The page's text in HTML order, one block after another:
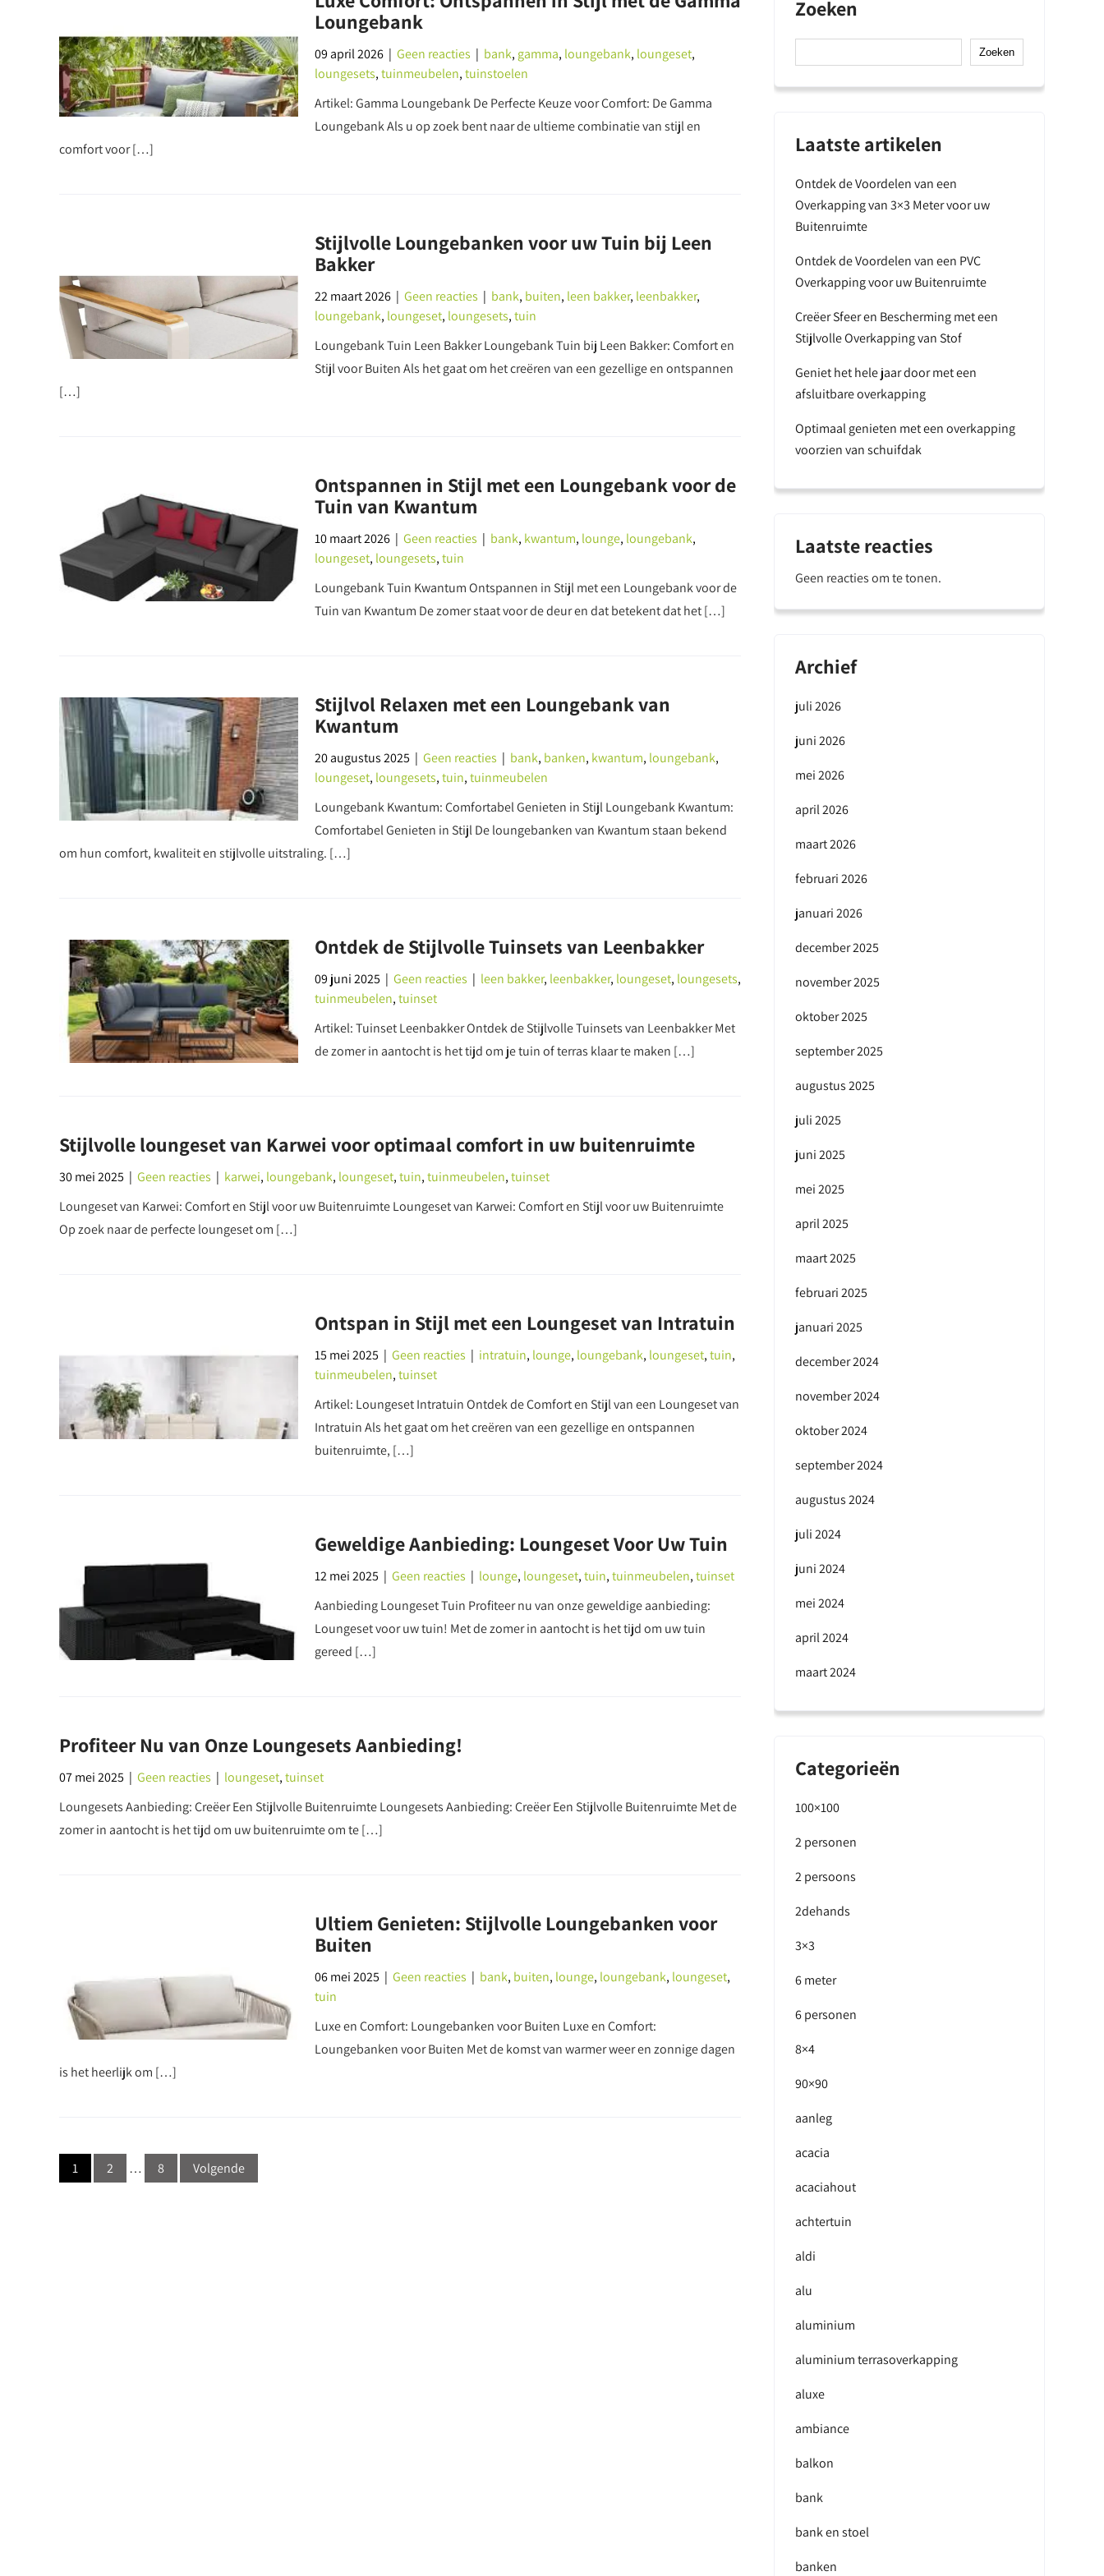
Loungebank
09 april 2026 | Geen reacties | bank, gamma, loungebank, loungeset,
loungesets,tuinmeubelen,tuinstoelen
Artikel: Gamma Loungebank De Perfecte Keuze voor Comfort: De Gamma
Loungebank Als u op zoek bent naar de ultieme combinatie van stijl en
comfort voor […]
Stijlvolle Loungebanken voor uw Tuin bij Leen
Bakker
22 maart 2026 | Geen reacties | bank, buiten, leen bakker, leenbakker,
loungebank, loungeset, loungesets,tuin
Loungebank Tuin Leen Bakker Loungebank Tuin bij Leen Bakker: Comfort en
Stijl voor Buiten Als het gaat om het creëren van een gezellige en ontspannen
[…]
Ontspannen in Stijl met een Loungebank voor de
Tuin van Kwantum
10 maart 2026 | Geen reacties | bank, kwantum, lounge, loungebank,
loungeset, loungesets,tuin
Loungebank Tuin Kwantum Ontspannen in Stijl met een Loungebank voor de
Tuin van Kwantum De zomer staat voor de deur en dat betekent dat het […]
Stijlvol Relaxen met een Loungebank van
Kwantum
20 augustus 2025 | Geen reacties | bank, banken, kwantum, loungebank,
loungeset, loungesets,tuin,tuinmeubelen
Loungebank Kwantum: Comfortabel Genieten in Stijl Loungebank Kwantum:
Comfortabel Genieten in Stijl De loungebanken van Kwantum staan bekend
om hun comfort, kwaliteit en stijlvolle uitstraling. […]
Ontdek de Stijlvolle Tuinsets van Leenbakker
09 juni 2025 | Geen reacties | leen bakker, leenbakker, loungeset, loungesets,
tuinmeubelen,tuinset
Artikel: Tuinset Leenbakker Ontdek de Stijlvolle Tuinsets van Leenbakker Met
de zomer in aantocht is het tijd om je tuin of terras klaar te maken […]
Stijlvolle loungeset van Karwei voor optimaal comfort in uw buitenruimte
30 mei 2025 | Geen reacties | karwei, loungebank, loungeset,tuin,tuinmeubelen,tuinset
Loungeset van Karwei: Comfort en Stijl voor uw Buitenruimte Loungeset van Karwei: Comfort en Stijl voor uw Buitenruimte
Op zoek naar de perfecte loungeset om […]
Ontspan in Stijl met een Loungeset van Intratuin
15 mei 2025 | Geen reacties | intratuin, lounge, loungebank, loungeset,tuin,
tuinmeubelen,tuinset
Artikel: Loungeset Intratuin Ontdek de Comfort en Stijl van een Loungeset van
Intratuin Als het gaat om het creëren van een gezellige en ontspannen
buitenruimte, […]
Geweldige Aanbieding: Loungeset Voor Uw Tuin
12 mei 2025 | Geen reacties | lounge, loungeset,tuin,tuinmeubelen,tuinset
Aanbieding Loungeset Tuin Profiteer nu van onze geweldige aanbieding:
Loungeset voor uw tuin! Met de zomer in aantocht is het tijd om uw tuin
gereed […]
Profiteer Nu van Onze Loungesets Aanbieding!
07 mei 2025 | Geen reacties | loungeset,tuinset
Loungesets Aanbieding: Creëer Een Stijlvolle Buitenruimte Loungesets Aanbieding: Creëer Een Stijlvolle Buitenruimte Met de
zomer in aantocht is het tijd om uw buitenruimte om te […]
Ultiem Genieten: Stijlvolle Loungebanken voor
Buiten
06 mei 2025 | Geen reacties | bank, buiten, lounge, loungebank, loungeset,
tuin
Luxe en Comfort: Loungebanken voor Buiten Luxe en Comfort:
Loungebanken voor Buiten Met de komst van warmer weer en zonnige dagen
is het heerlijk om […]
Berichtnavigatie
1 2 … 8 Volgende
Zoeken
Zoeken
Laatste artikelen
Ontdek de Voordelen van een
Overkapping van 3×3 Meter voor uw
Buitenruimte
Ontdek de Voordelen van een PVC
Overkapping voor uw Buitenruimte
Creëer Sfeer en Bescherming met een
Stijlvolle Overkapping van Stof
Geniet het hele jaar door met een
afsluitbare overkapping
Optimaal genieten met een overkapping
voorzien van schuifdak
Laatste reacties
Geen reacties om te tonen.
Archief
juli 2026
juni 2026
mei 2026
april 2026
maart 2026
februari 2026
januari 2026
december 2025
november 2025
oktober 2025
september 2025
augustus 2025
juli 2025
juni 2025
mei 2025
april 2025
maart 2025
februari 2025
januari 2025
december 2024
november 2024
oktober 2024
september 2024
augustus 2024
juli 2024
juni 2024
mei 2024
april 2024
maart 2024
Categorieën
100×100
2 personen
2 persoons
2dehands
3×3
6 meter
6 personen
8×4
90×90
aanleg
acacia
acaciahout
achtertuin
aldi
alu
aluminium
aluminium terrasoverkapping
aluxe
ambiance
balkon
bank
bank en stoel
banken